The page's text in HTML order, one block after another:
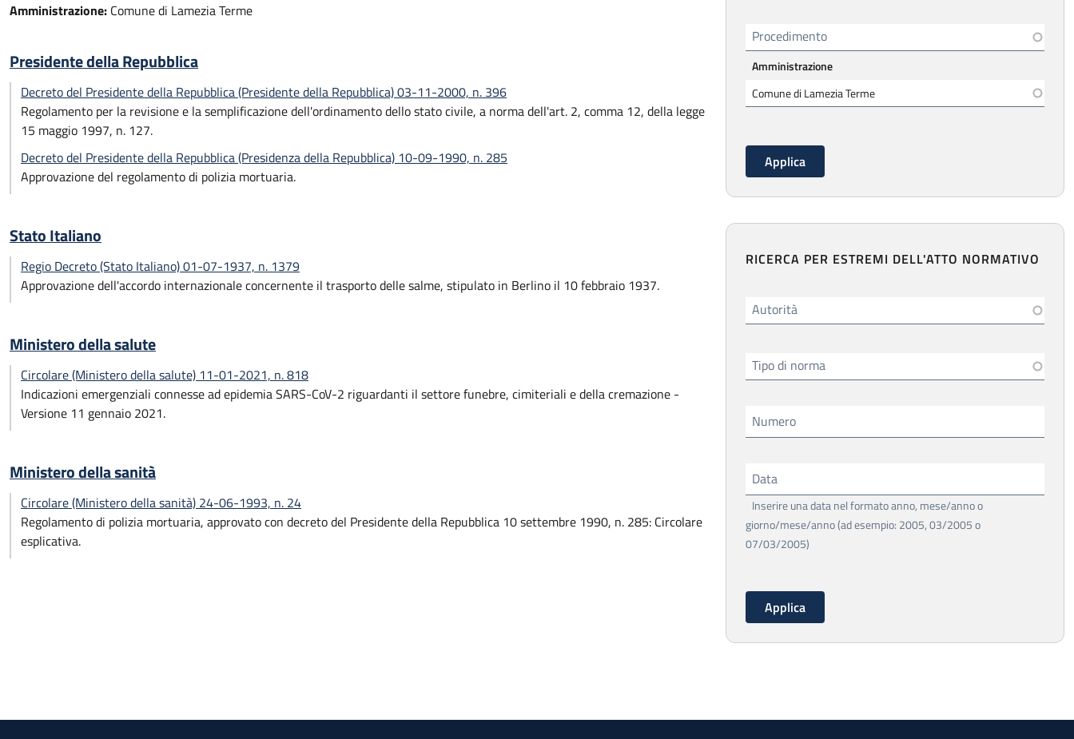
Amministrazione: Comune di Lamezia Terme
Presidente della Repubblica
Decreto del Presidente della Repubblica (Presidente della Repubblica) 03-11-2000, n. 396
Regolamento per la revisione e la semplificazione dell'ordinamento dello stato civile, a norma dell'art. 2, comma 12, della legge
15 maggio 1997, n. 127.
Decreto del Presidente della Repubblica (Presidenza della Repubblica) 10-09-1990, n. 285
Approvazione del regolamento di polizia mortuaria.
Stato Italiano
Regio Decreto (Stato Italiano) 01-07-1937, n. 1379
Approvazione dell'accordo internazionale concernente il trasporto delle salme, stipulato in Berlino il 10 febbraio 1937.
Ministero della salute
Circolare (Ministero della salute) 11-01-2021, n. 818
Indicazioni emergenziali connesse ad epidemia SARS-CoV-2 riguardanti il settore funebre, cimiteriali e della cremazione -
Versione 11 gennaio 2021.
Ministero della sanità
Circolare (Ministero della sanità) 24-06-1993, n. 24
Regolamento di polizia mortuaria, approvato con decreto del Presidente della Repubblica 10 settembre 1990, n. 285: Circolare
esplicativa.
Procedimento
Amministrazione
RICERCA PER ESTREMI DELL'ATTO NORMATIVO
Autorità
Tipo di norma
Numero
Data
Inserire una data nel formato anno, mese/anno o
giorno/mese/anno (ad esempio: 2005, 03/2005 o
07/03/2005)